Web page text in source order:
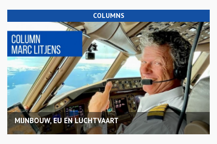
COLUMNS
MIJNBOUW, EU EN LUCHTVAART